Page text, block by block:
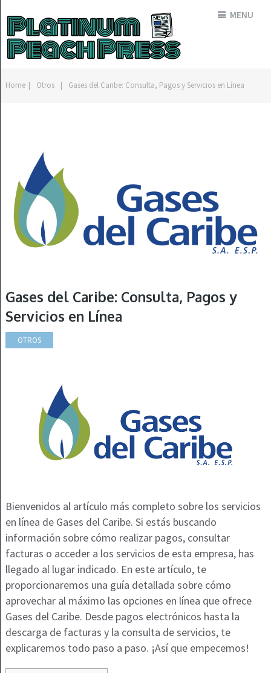
MENU
Home | Otros | Gases del Caribe: Consulta, Pagos y Servicios en Línea
Gases del Caribe: Consulta, Pagos y
Servicios en Línea
OTROS
Bienvenidos al artículo más completo sobre los servicios
en línea de Gases del Caribe. Si estás buscando
información sobre cómo realizar pagos, consultar
facturas o acceder a los servicios de esta empresa, has
llegado al lugar indicado. En este artículo, te
proporcionaremos una guía detallada sobre cómo
aprovechar al máximo las opciones en línea que ofrece
Gases del Caribe. Desde pagos electrónicos hasta la
descarga de facturas y la consulta de servicios, te
explicaremos todo paso a paso. ¡Así que empecemos!